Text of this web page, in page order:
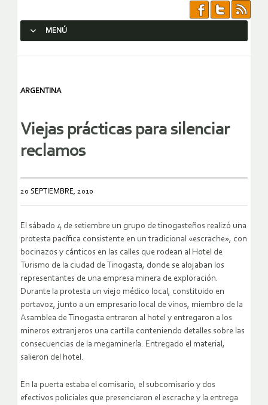
MENÚ
ARGENTINA
Viejas prácticas para silenciar
reclamos
20 SEPTIEMBRE, 2010
El sábado 4 de setiembre un grupo de tinogasteños realizó una
protesta pacífica consistente en un tradicional «escrache», con
bocinazos y cánticos en las calles que rodean al Hotel de
Turismo de la ciudad de Tinogasta, donde se alojaban los
representantes de una empresa minera de exploración.
Durante la protesta un viejo médico local, constituido en
portavoz, junto a un empresario local de vinos, miembro de la
Asamblea de Tinogasta entraron al hotel y entregaron a los
mineros extranjeros una cartilla conteniendo detalles sobre las
consecuencias de la megaminería. Entregado el material,
salieron del hotel.
En la puerta estaba el comisario, el subcomisario y dos
efectivos policiales que presenciaron el escrache y la entrega